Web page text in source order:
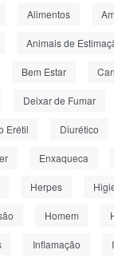
Alimentos
Animais de
Bem Estar
Deixar de Fumar
Erétil Diurético
Enxaqueca
Herpes
Homem
Inflamação